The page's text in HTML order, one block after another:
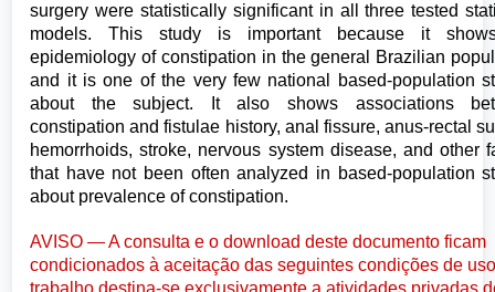
surgery were statistically significant in all three tested
models. This study is important because it
epidemiology of constipation in the general Brazilian
and it is one of the very few national based-population
about the subject. It also shows associations
constipation and fistulae history, anal fissure, anus-rectal
hemorrhoids, stroke, nervous system disease, and other
that have not been often analyzed in based-population
about prevalence of constipation.
AVISO — A consulta e o download deste documento ficam
condicionados à aceitação das seguintes condições de
trabalho destina-se exclusivamente a atividades privadas